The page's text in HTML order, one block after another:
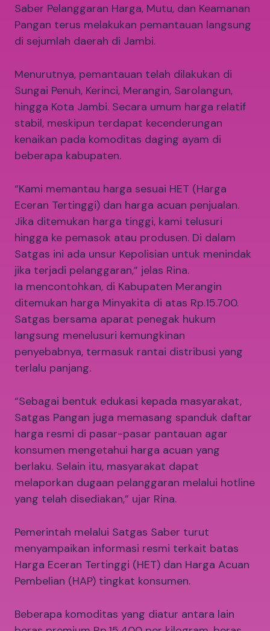
Saber Pelanggaran Harga, Mutu, dan Keamanan
Pangan terus melakukan pemantauan langsung
di sejumlah daerah di Jambi.
Menurutnya, pemantauan telah dilakukan di
Sungai Penuh, Kerinci, Merangin, Sarolangun,
hingga Kota Jambi. Secara umum harga relatif
stabil, meskipun terdapat kecenderungan
kenaikan pada komoditas daging ayam di
beberapa kabupaten.
“Kami memantau harga sesuai HET (Harga
Eceran Tertinggi) dan harga acuan penjualan.
Jika ditemukan harga tinggi, kami telusuri
hingga ke pemasok atau produsen. Di dalam
Satgas ini ada unsur Kepolisian untuk menindak
jika terjadi pelanggaran,” jelas Rina.
Ia mencontohkan, di Kabupaten Merangin
ditemukan harga Minyakita di atas Rp.15.700.
Satgas bersama aparat penegak hukum
langsung menelusuri kemungkinan
penyebabnya, termasuk rantai distribusi yang
terlalu panjang.
“Sebagai bentuk edukasi kepada masyarakat,
Satgas Pangan juga memasang spanduk daftar
harga resmi di pasar-pasar pantauan agar
konsumen mengetahui harga acuan yang
berlaku. Selain itu, masyarakat dapat
melaporkan dugaan pelanggaran melalui hotline
yang telah disediakan,” ujar Rina.
Pemerintah melalui Satgas Saber turut
menyampaikan informasi resmi terkait batas
Harga Eceran Tertinggi (HET) dan Harga Acuan
Pembelian (HAP) tingkat konsumen.
Beberapa komoditas yang diatur antara lain